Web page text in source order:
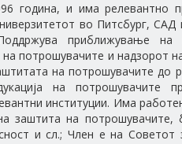
година, и има релевантно
во Питсбург, САД
приближување на
потрошувачите и надзорот
на потрошувачите до
на потрошувачите
институции. Има
заштита на потрошувачите,
и сл.; Член е на Советот